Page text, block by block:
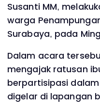
Susanti MM,
warga
Surabaya, pada
Dalam acara
mengajak ratusan
berpartisipasi
digelar di lapangan